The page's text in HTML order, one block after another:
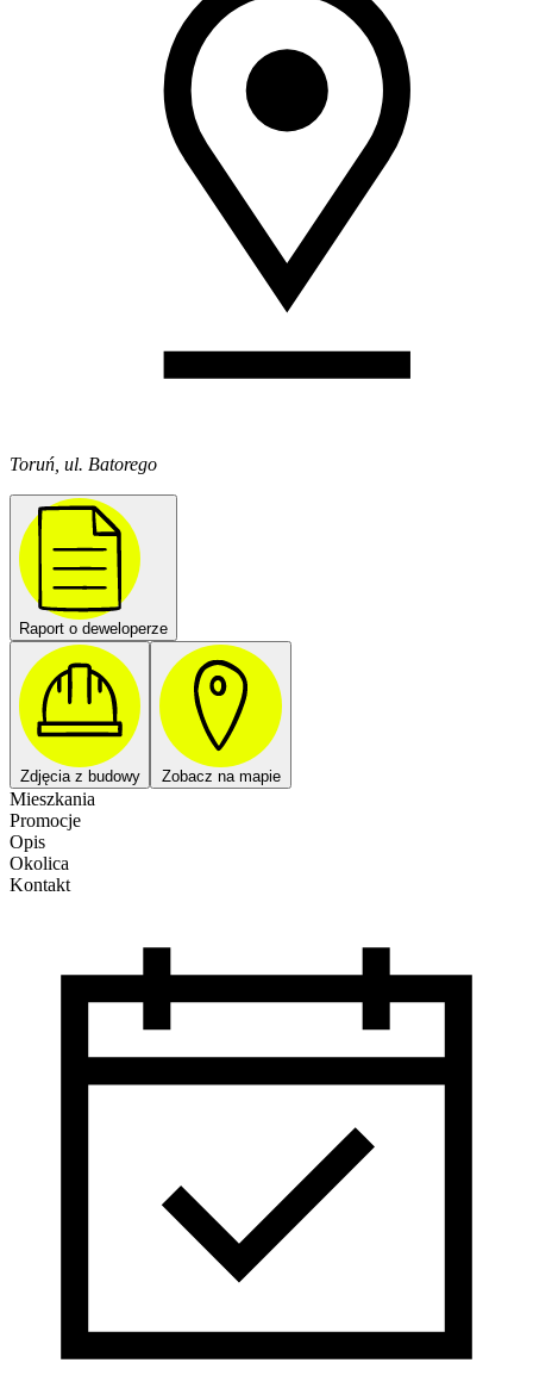
Toruń, ul. Batorego
Raport o deweloperze
Zdjęcia z budowy Zobacz na mapie
Mieszkania
Promocje
Opis
Okolica
Kontakt